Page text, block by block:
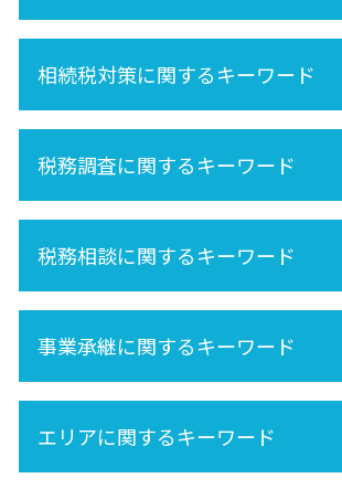
再婚 相続
空き家 対策 特別措置法
節税
相続税 不動産
未成年 相続
相続 養子
相続分
保険金 相続
相続手続きの流れ
準確定申告 期限
相続税 申告 自分で
準確定申告 書き方
相続税対策に関するキーワード
相続税 非課税
死亡保険金 相続税
相続税 基礎控除
相続税 土地
相続放棄
相続税 期限
生命保険 相続税
相続税申告 必要書類
生前贈与 非課税
相続税 計算
税務調査に関するキーワード
相続税 税務調査 どこまで調べる
相続税 税務調査 いくら 以上
相続税 税務調査 時期
法人 税務調査
税務相談に関するキーワード
事業承継に関するキーワード
事業承継は早目の対策が重要!
エリアに関するキーワード